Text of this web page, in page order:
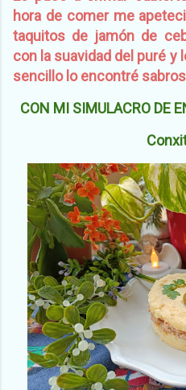
hora de comer me
taquitos de jamón de
con la suavidad del puré y
sencillo lo encontré
CON MI SIMULACRO DE